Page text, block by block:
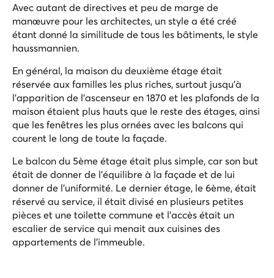
Avec autant de directives et peu de marge de
manœuvre pour les architectes, un style a été créé
étant donné la similitude de tous les bâtiments, le style
haussmannien.
En général, la maison du deuxième étage était
réservée aux familles les plus riches, surtout jusqu'à
l'apparition de l'ascenseur en 1870 et les plafonds de la
maison étaient plus hauts que le reste des étages, ainsi
que les fenêtres les plus ornées avec les balcons qui
courent le long de toute la façade.
Le balcon du 5ème étage était plus simple, car son but
était de donner de l'équilibre à la façade et de lui
donner de l'uniformité. Le dernier étage, le 6ème, était
réservé au service, il était divisé en plusieurs petites
pièces et une toilette commune et l'accès était un
escalier de service qui menait aux cuisines des
appartements de l'immeuble.